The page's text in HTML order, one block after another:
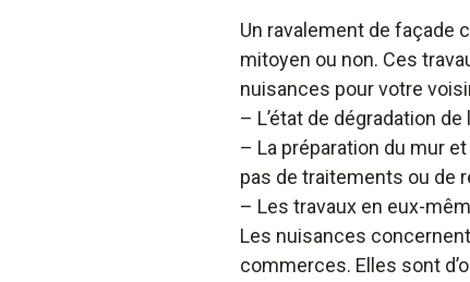
Un ravalement de façade
mitoyen ou non. Ces
nuisances pour votre
– L’état de dégradation de
– La préparation du mur
pas de traitements ou de
– Les travaux en eux-
Les nuisances
commerces. Elles sont